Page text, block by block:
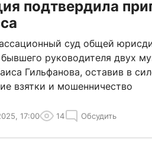
подтвердила
суд общей
руководителя двух
Гильфанова, оставив в
взятки и мошенничество
17:00 14 Обсудить